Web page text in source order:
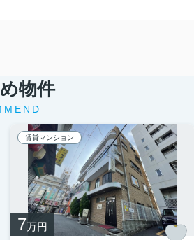
物件
賃貸マンション
7万円